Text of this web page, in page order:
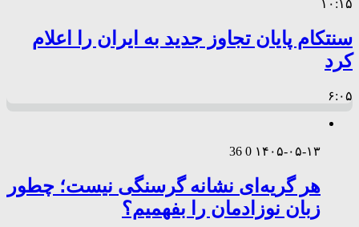
۱۰:۱۵
سنتکام پایان تجاوز جدید به ایران را اعلام
کرد
۶:۰۵
۱۴۰۵-۰۵-۱۳ 0
36
هر گریه‌ای نشانه گرسنگی نیست؛ چطور
زبان نوزادمان را بفهمیم؟